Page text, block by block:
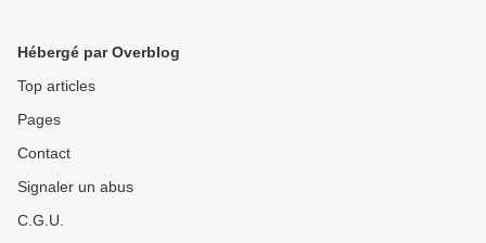
Hébergé par Overblog
Top articles
Pages
Contact
Signaler un abus
C.G.U.